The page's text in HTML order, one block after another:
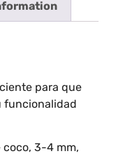
para que
funcionalidad
3-4 mm,